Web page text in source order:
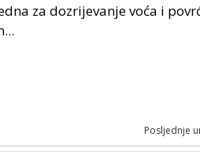
za dozrijevanje voća i
Posljednje